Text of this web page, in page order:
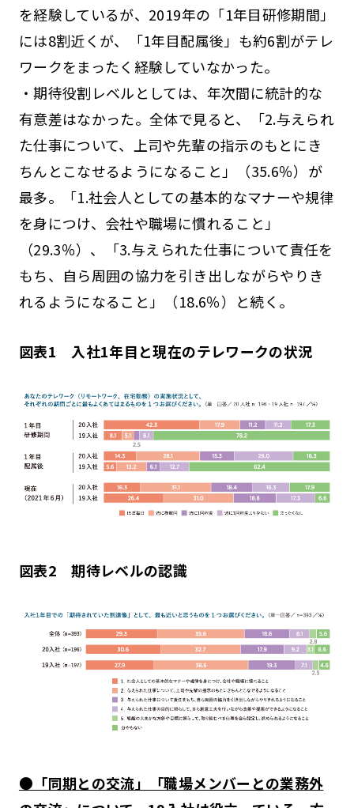
を経験しているが、2019年の「1年目研修期間」
には8割近くが、「1年目配属後」も約6割がテレ
ワークをまったく経験していなかった。
・期待役割レベルとしては、年次間に統計的な
有意差はなかった。全体で見ると、「2.与えられ
た仕事について、上司や先輩の指示のもとにき
ちんとこなせるようになること」（35.6％）が
最多。「1.社会人としての基本的なマナーや規律
を身につけ、会社や職場に慣れること」
（29.3％）、「3.与えられた仕事について責任を
もち、自ら周囲の協力を引き出しながらやりき
れるようになること」（18.6％）と続く。
図表1 入社1年目と現在のテレワークの状況
図表2 期待レベルの認識
●「同期との交流」「職場メンバーとの業務外